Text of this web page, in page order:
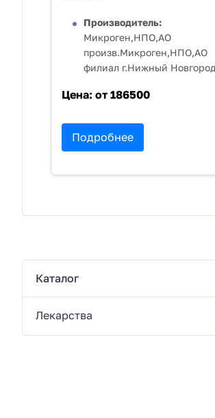
Производитель:
Микроген,НПО,АО
произв.Микроген,НПО,АО
филиал г.Нижный Новгород
Цена: от 186500
Подробнее
Каталог
Лекарства